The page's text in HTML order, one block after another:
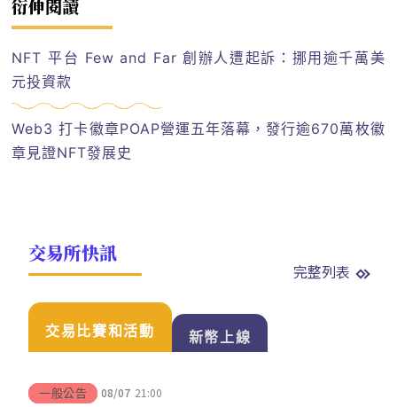
衍伸閱讀
NFT 平台 Few and Far 創辦人遭起訴：挪用逾千萬美
元投資款
Web3 打卡徽章POAP營運五年落幕，發行逾670萬枚徽
章見證NFT發展史
交易所快訊
完整列表
交易比賽和活動 新幣上線
一般公告 08/07 21:00